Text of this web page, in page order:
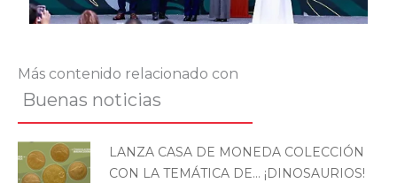
Más contenido relacionado con
Buenas noticias
LANZA CASA DE MONEDA COLECCIÓN
CON LA TEMÁTICA DE… ¡DINOSAURIOS!